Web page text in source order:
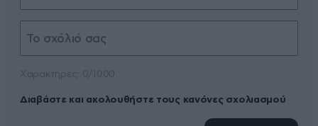
Διαβάστε και ακολουθήστε τους κανόνες σχολιασμού